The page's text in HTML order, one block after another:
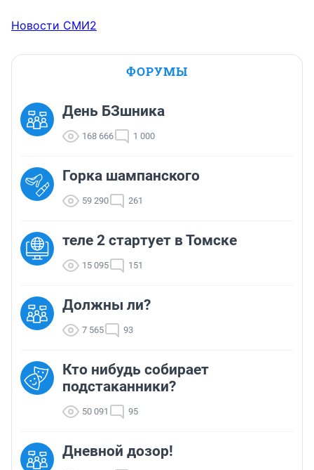
Новости СМИ2
ФОРУМЫ
День БЗшника
168 666 1 000
Горка шампанского
59 290 261
теле 2 стартует в Томске
15 095 151
Должны ли?
7 565 93
Кто нибудь собирает
подстаканники?
50 091 95
Дневной дозор!